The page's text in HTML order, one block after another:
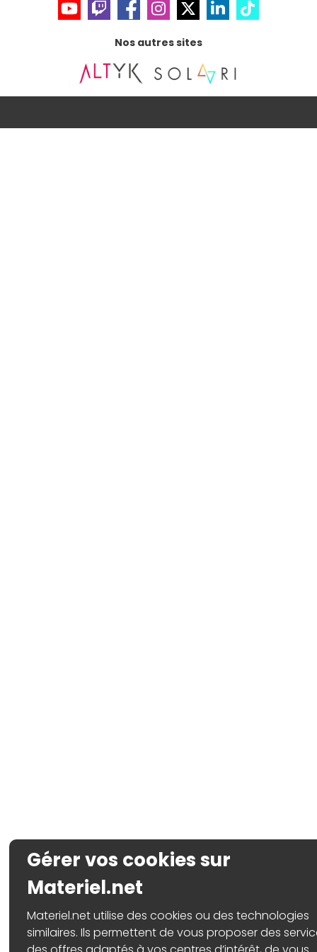
Nos autres sites
Gérer vos cookies sur
Materiel.net
Materiel.net utilise des cookies ou des technologies
similaires. Ils permettent de vous proposer des